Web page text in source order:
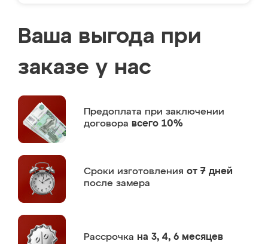
Ваша выгода при
заказе у нас
Предоплата при заключении
договора всего 10%
Сроки изготовления от 7 дней
после замера
Рассрочка на 3, 4, 6 месяцев